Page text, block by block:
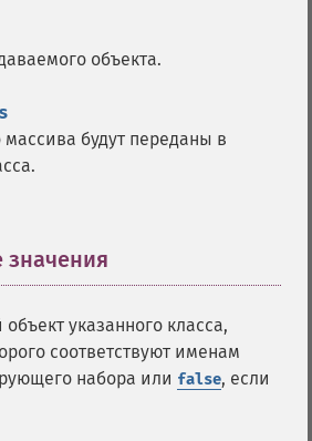
объекта.
будут переданы в
указанного класса,
соответствуют именам
набора или false, если